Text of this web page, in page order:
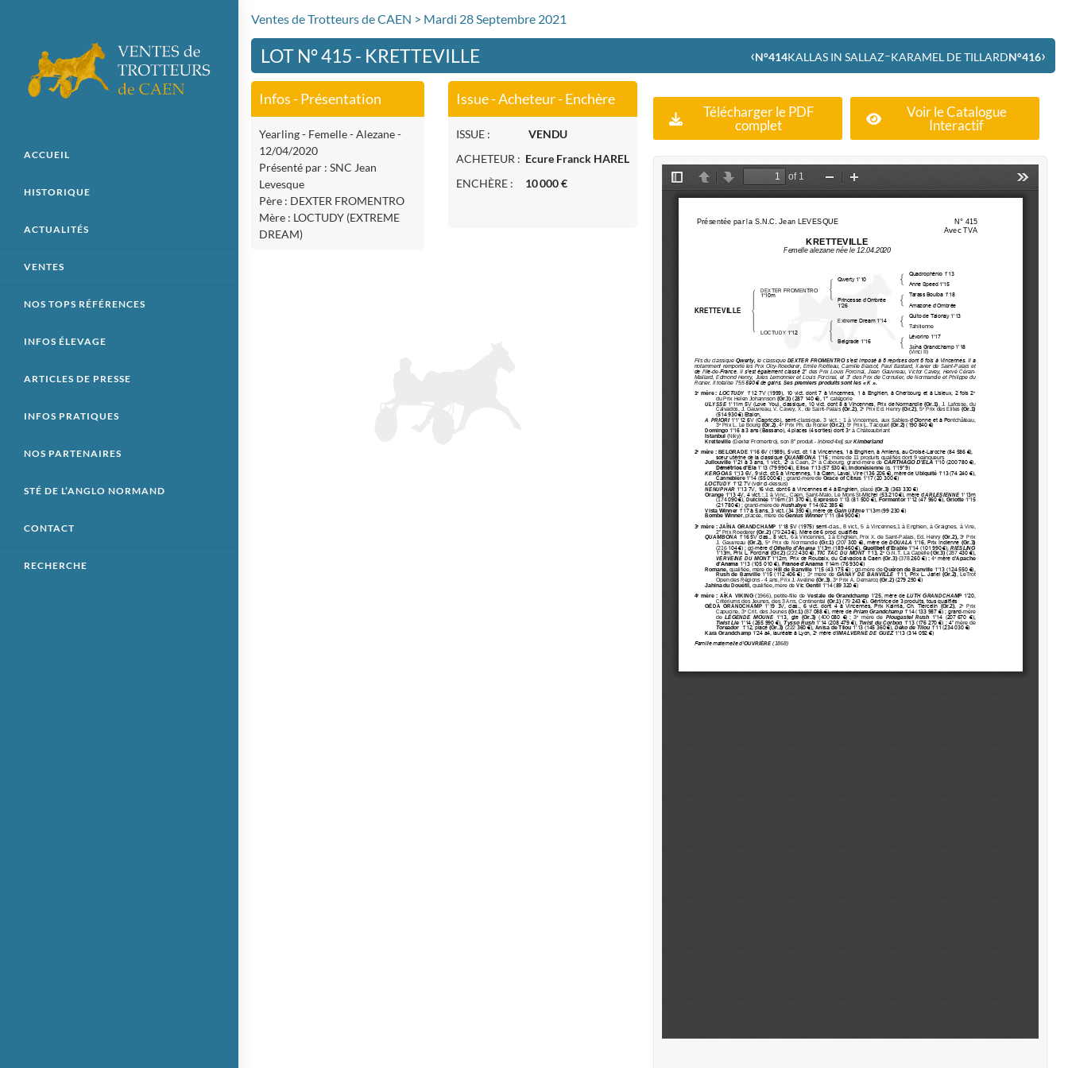
ACCUEIL
HISTORIQUE
ACTUALITÉS
VENTES
NOS TOPS RÉFÉRENCES
INFOS ÉLEVAGE
ARTICLES DE PRESSE
INFOS PRATIQUES
NOS PARTENAIRES
STÉ DE L’ANGLO NORMAND
CONTACT
RECHERCHE
Ventes de Trotteurs de CAEN > Mardi 28 Septembre 2021
LOT N° 415 - KRETTEVILLE ‹N°414KALLAS IN SALLAZ–KARAMEL DE TILLARDN°416›
Infos - Présentation
Yearling - Femelle - Alezane -
12/04/2020
Présenté par : SNC Jean
Levesque
Père : DEXTER FROMENTRO
Mère : LOCTUDY (EXTREME
DREAM)
Issue - Acheteur - Enchère
ISSUE : VENDU
ACHETEUR : Ecure Franck HAREL
ENCHÈRE : 10 000 €
Télécharger le PDF
complet
Voir le Catalogue
Interactif